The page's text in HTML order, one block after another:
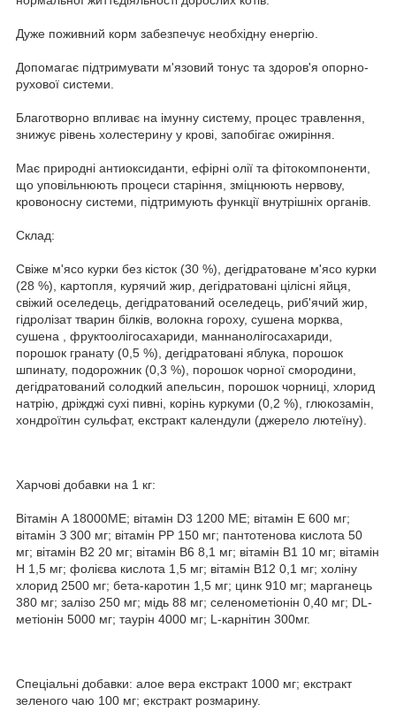
Дуже поживний корм забезпечує необхідну енергію.
Допомагає підтримувати м'язовий тонус та здоров'я опорно-
рухової системи.
Благотворно впливає на імунну систему, процес травлення,
знижує рівень холестерину у крові, запобігає ожиріння.
Має природні антиоксиданти, ефірні олії та фітокомпоненти,
що уповільнюють процеси старіння, зміцнюють нервову,
кровоносну системи, підтримують функції внутрішніх органів.
Склад:
Свіже м'ясо курки без кісток (30 %), дегідратоване м'ясо курки
(28 %), картопля, курячий жир, дегідратовані цілісні яйця,
свіжий оселедець, дегідратований оселедець, риб'ячий жир,
гідролізат тварин білків, волокна гороху, сушена морква,
сушена , фруктоолігосахариди, маннанолігосахариди,
порошок гранату (0,5 %), дегідратовані яблука, порошок
шпинату, подорожник (0,3 %), порошок чорної смородини,
дегідратований солодкий апельсин, порошок чорниці, хлорид
натрію, дріжджі сухі пивні, корінь куркуми (0,2 %), глюкозамін,
хондроїтин сульфат, екстракт календули (джерело лютеїну).
Харчові добавки на 1 кг:
Вітамін А 18000МЕ; вітамін D3 1200 МЕ; вітамін Е 600 мг;
вітамін З 300 мг; вітамін РР 150 мг; пантотенова кислота 50
мг; вітамін В2 20 мг; вітамін В6 8,1 мг; вітамін В1 10 мг; вітамін
Н 1,5 мг; фолієва кислота 1,5 мг; вітамін В12 0,1 мг; холіну
хлорид 2500 мг; бета-каротин 1,5 мг; цинк 910 мг; марганець
380 мг; залізо 250 мг; мідь 88 мг; селенометіонін 0,40 мг; DL-
метіонін 5000 мг; таурін 4000 мг; L-карнітин 300мг.
Спеціальні добавки: алое вера екстракт 1000 мг; екстракт
зеленого чаю 100 мг; екстракт розмарину.